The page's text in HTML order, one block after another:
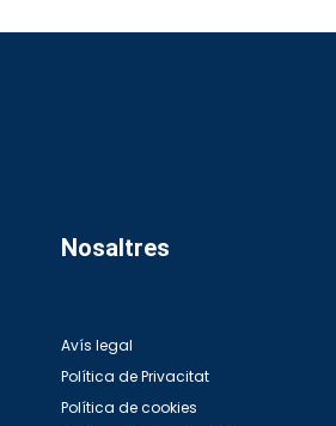
Nosaltres
Avís legal
Política de Privacitat
Política de cookies